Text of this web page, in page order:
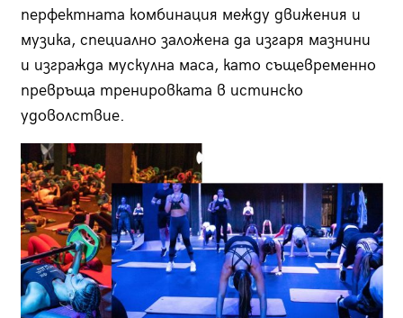
перфектната комбинация между движения и
музика, специално заложена да изгаря мазнини
и изгражда мускулна маса, като същевременно
превръща тренировката в истинско
удоволствие.